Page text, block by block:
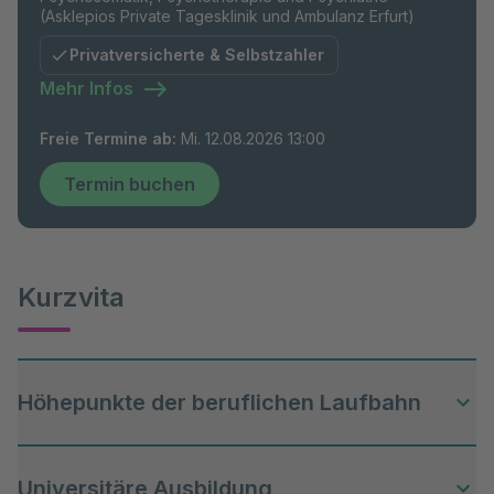
(Asklepios Private Tagesklinik und Ambulanz Erfurt)
Privatversicherte & Selbstzahler
Mehr Infos
Freie Termine ab: Mi. 12.08.2026 13:00
Termin buchen
Kurzvita
Höhepunkte der beruflichen Laufbahn